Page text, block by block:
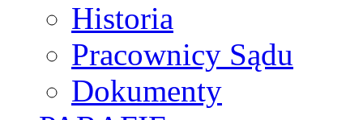
Historia
Pracownicy Sądu
Dokumenty